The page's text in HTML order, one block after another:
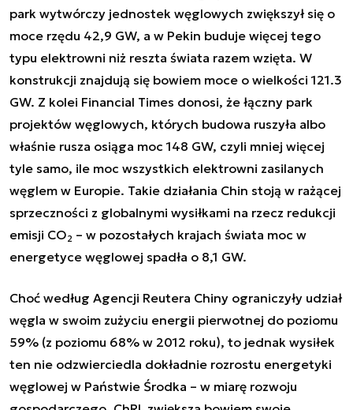
park wytwórczy jednostek węglowych zwiększył się o
moce rzędu 42,9 GW, a w Pekin buduje więcej tego
typu elektrowni niż reszta świata razem wzięta. W
konstrukcji znajdują się bowiem moce o wielkości 121.3
GW. Z kolei Financial Times donosi, że łączny park
projektów węglowych, których budowa ruszyła albo
właśnie rusza osiąga moc 148 GW, czyli mniej więcej
tyle samo, ile moc wszystkich elektrowni zasilanych
węglem w Europie. Takie działania Chin stoją w rażącej
sprzeczności z globalnymi wysiłkami na rzecz redukcji
emisji CO2 – w pozostałych krajach świata moc w
energetyce węglowej spadła o 8,1 GW.
Choć według Agencji Reutera Chiny ograniczyły udział
węgla w swoim zużyciu energii pierwotnej do poziomu
59% (z poziomu 68% w 2012 roku), to jednak wysiłek
ten nie odzwierciedla dokładnie rozrostu energetyki
węglowej w Państwie Środka – w miarę rozwoju